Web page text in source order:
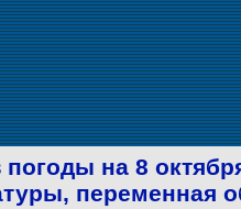
погоды на 8
переменная